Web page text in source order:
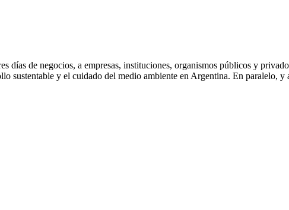
días de negocios, a empresas, instituciones, organismos públicos y
sustentable y el cuidado del medio ambiente en Argentina. En paralelo,